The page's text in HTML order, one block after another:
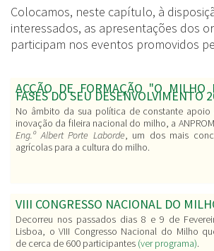
Colocamos, neste capítulo, à
interessados, as apresentações dos
participam nos eventos promovidos
ACÇÃO DE FORMAÇÃO "O MILHO
FASES DO SEU DESENVOLVIMENTO
No âmbito da sua política de constante
inovação da fileira nacional do milho, a
Eng.º Albert Porte Laborde, um dos mais
agrícolas para a cultura do milho.
VIII CONGRESSO NACIONAL DO
Decorreu nos passados dias 8 e 9 de
Lisboa, o VIII Congresso Nacional do Milho
de cerca de 600 participantes (ver programa).